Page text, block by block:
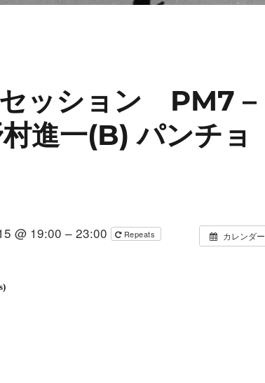
セッション PM7 –
進一(B) パンチョ
カレンダー
@ 19:00 – 23:00 Repeats